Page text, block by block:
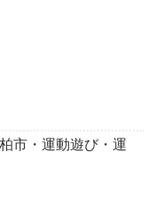
市・運動遊び・運